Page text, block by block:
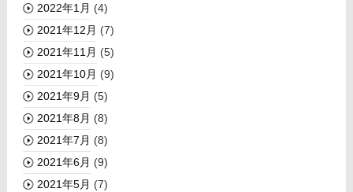
2022年1月 (4)
2021年12月 (7)
2021年11月 (5)
2021年10月 (9)
2021年9月 (5)
2021年8月 (8)
2021年7月 (8)
2021年6月 (9)
2021年5月 (7)